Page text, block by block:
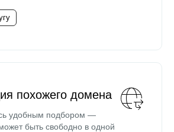
похожего домена
удобным подбором —
быть свободно в одной